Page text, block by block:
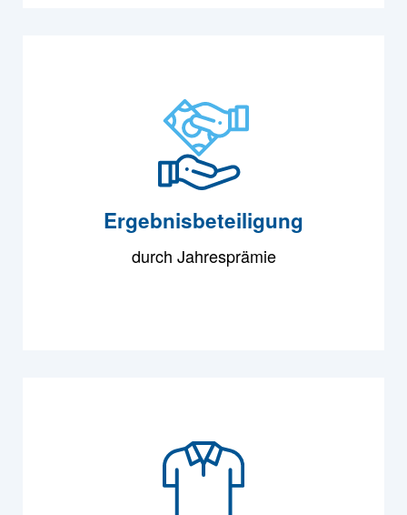
Ergebnisbeteiligung
durch Jahresprämie